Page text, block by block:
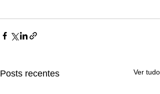
Posts recentes Ver tudo